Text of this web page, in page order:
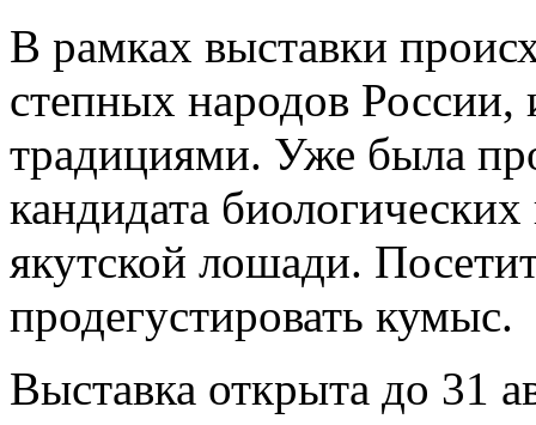
В рамках выставки
степных народов
традициями. Уже была
кандидата
якутской лошади.
продегустировать кумыс.
Выставка открыта до 31